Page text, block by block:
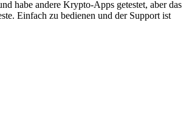
habe andere Krypto-Apps getestet, aber das
Einfach zu bedienen und der Support ist